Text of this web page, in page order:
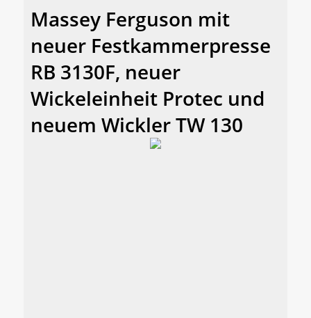
Massey Ferguson mit
neuer Festkammerpresse
RB 3130F, neuer
Wickeleinheit Protec und
neuem Wickler TW 130